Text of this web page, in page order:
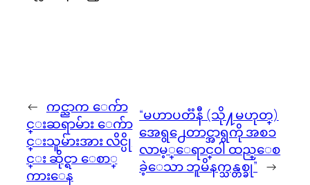
← ကင္ညာက ေက်ာ
င္းဆရာမ်ား ေက်ာ
င္းသူမ်ားအား လိင္ပို
င္း ဆိုင္ရာ ေစာ္
ကားေန
“မဟာပတၱနီ (သို႔မဟုတ္)
အေရွ႕ေတာင္အာရွကို အစၥ
လာမ့္ေရာင္ဝါ ထည္ေစ
ခဲ့ေသာ ဘူမိနက္သန္တစ္ခု” →